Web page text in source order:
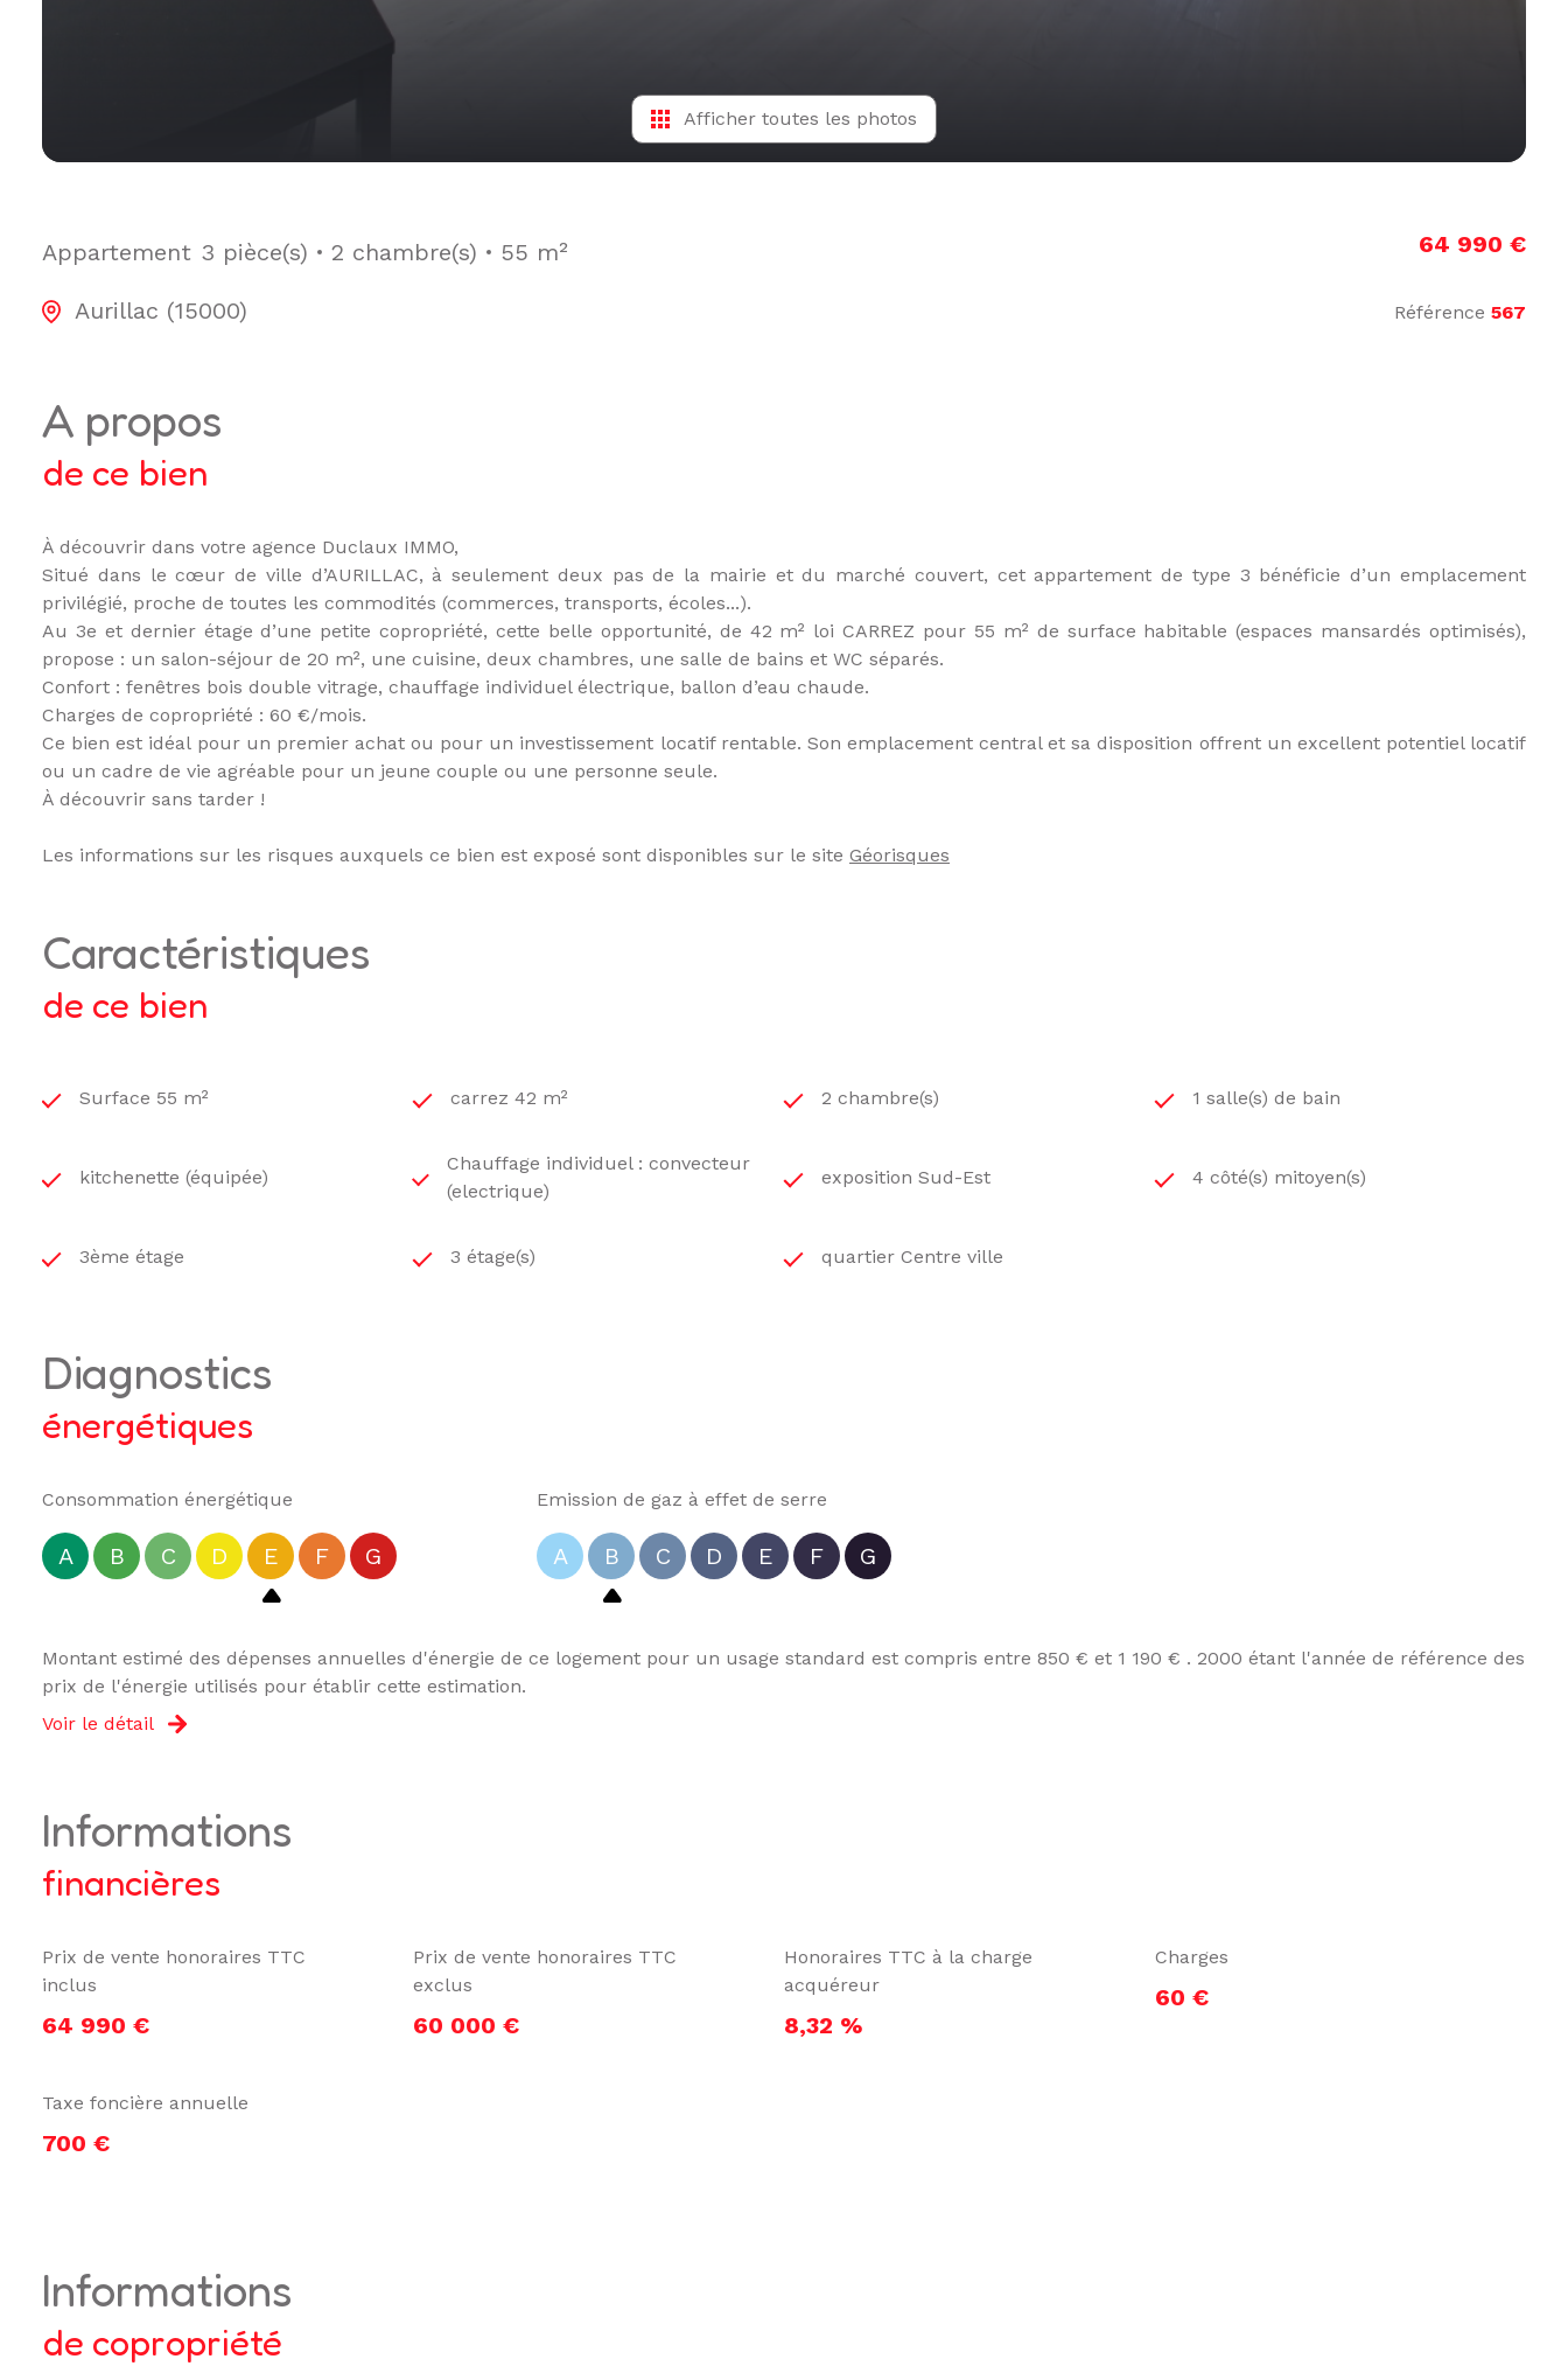
Afficher toutes les photos
Appartement 3 pièce(s) 2 chambre(s) 55 m²
Aurillac (15000)
64 990 €
Référence 567
a propos
de ce bien
À découvrir dans votre agence Duclaux IMMO,
Situé dans le cœur de ville d’AURILLAC, à seulement deux pas de la mairie et du marché couvert, cet appartement de type 3 bénéficie d’un emplacement
privilégié, proche de toutes les commodités (commerces, transports, écoles...).
Au 3e et dernier étage d’une petite copropriété, cette belle opportunité, de 42 m² loi CARREZ pour 55 m² de surface habitable (espaces mansardés optimisés),
propose : un salon-séjour de 20 m², une cuisine, deux chambres, une salle de bains et WC séparés.
Confort : fenêtres bois double vitrage, chauffage individuel électrique, ballon d’eau chaude.
Charges de copropriété : 60 €/mois.
Ce bien est idéal pour un premier achat ou pour un investissement locatif rentable. Son emplacement central et sa disposition offrent un excellent potentiel locatif
ou un cadre de vie agréable pour un jeune couple ou une personne seule.
À découvrir sans tarder !
Les informations sur les risques auxquels ce bien est exposé sont disponibles sur le site Géorisques
caractéristiques
de ce bien
Surface 55 m² carrez 42 m² 2 chambre(s) 1 salle(s) de bain
kitchenette (équipée)
Chauffage individuel : convecteur
(electrique)
exposition Sud-Est 4 côté(s) mitoyen(s)
3ème étage 3 étage(s) quartier Centre ville
diagnostics
énergétiques
Consommation énergétique
A B C D E F G
Emission de gaz à effet de serre
A B C D E F G
Montant estimé des dépenses annuelles d'énergie de ce logement pour un usage standard est compris entre 850 € et 1 190 € . 2000 étant l'année de référence des
prix de l'énergie utilisés pour établir cette estimation.
Voir le détail
informations
financières
Prix de vente honoraires TTC
inclus
64 990 €
Prix de vente honoraires TTC
exclus
60 000 €
Honoraires TTC à la charge
acquéreur
8,32 %
Charges
60 €
Taxe foncière annuelle
700 €
informations
de copropriété